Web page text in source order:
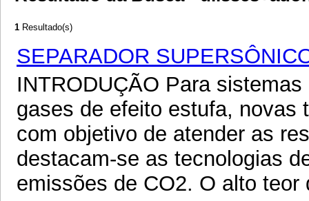
1 Resultado(s)
SEPARADOR
INTRODUÇÃO Para
gases de efeito estufa, novas
com objetivo de atender as
destacam-se as tecnologias
emissões de CO2. O alto teor